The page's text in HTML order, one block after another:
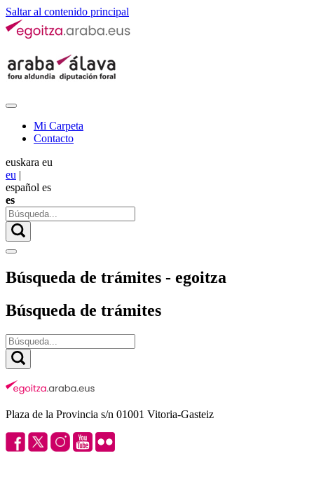
Saltar al contenido principal
Mi Carpeta
Contacto
euskara eu
eu |
español es
es
Búsqueda de trámites - egoitza
Búsqueda de trámites
Plaza de la Provincia s/n 01001 Vitoria-Gasteiz